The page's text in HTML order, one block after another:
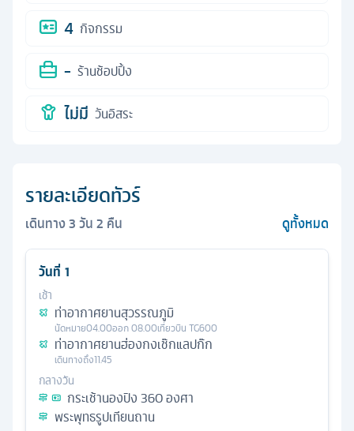
4 กิจกรรม
- ร้านช้อปปิ้ง
ไม่มี วันอิสระ
รายละเอียดทัวร์
เดินทาง3วัน2 คืน ดูทั้งหมด
วันที่ 1
เช้า
ท่าอากาศยานสุวรรณภูมิ
นัดหมาย04.00ออก08.00เที่ยวบิน TG600
ท่าอากาศยานฮ่องกงเช๊กแลปก๊ก
เดินทางถึง11.45
กลางวัน
กระเช้านองปิง 360 องศา
พระพุทธรูปเทียนถาน